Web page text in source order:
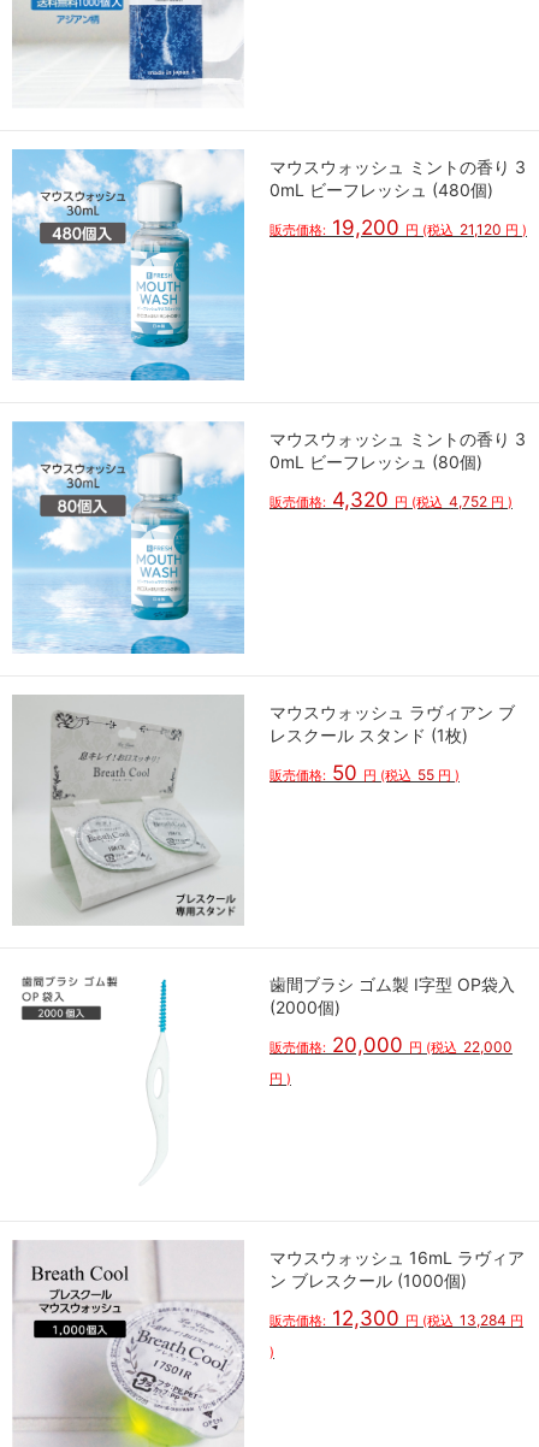
マウスウォッシュ ミントの香り 3
0mL ビーフレッシュ (480個)
販売価格: 19,200 円 (税込 21,120 円 )
マウスウォッシュ ミントの香り 3
0mL ビーフレッシュ (80個)
販売価格: 4,320 円 (税込 4,752 円 )
マウスウォッシュ ラヴィアン ブ
レスクール スタンド (1枚)
販売価格: 50 円 (税込 55 円 )
歯間ブラシ ゴム製 I字型 OP袋入
(2000個)
販売価格: 20,000 円 (税込 22,000
円 )
マウスウォッシュ 16mL ラヴィア
ン ブレスクール (1000個)
販売価格: 12,300 円 (税込 13,284 円
)